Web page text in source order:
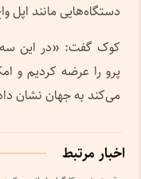
دستگاه‌هایی مانند اپل
کوک گفت: «در این
پرو را عرضه کردیم و
می‌کند به جهان نشان
اخبار مرتبط